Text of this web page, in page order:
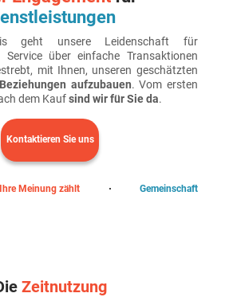
geht unsere Leidenschaft für
Service über einfache Transaktionen
mit Ihnen, unseren geschätzten
aufzubauen. Vom ersten
dem Kaufsind wir für Sie da.
Kontaktieren Sie uns
Ihre Meinung zählt Gemeinschaft
Zeitnutzung